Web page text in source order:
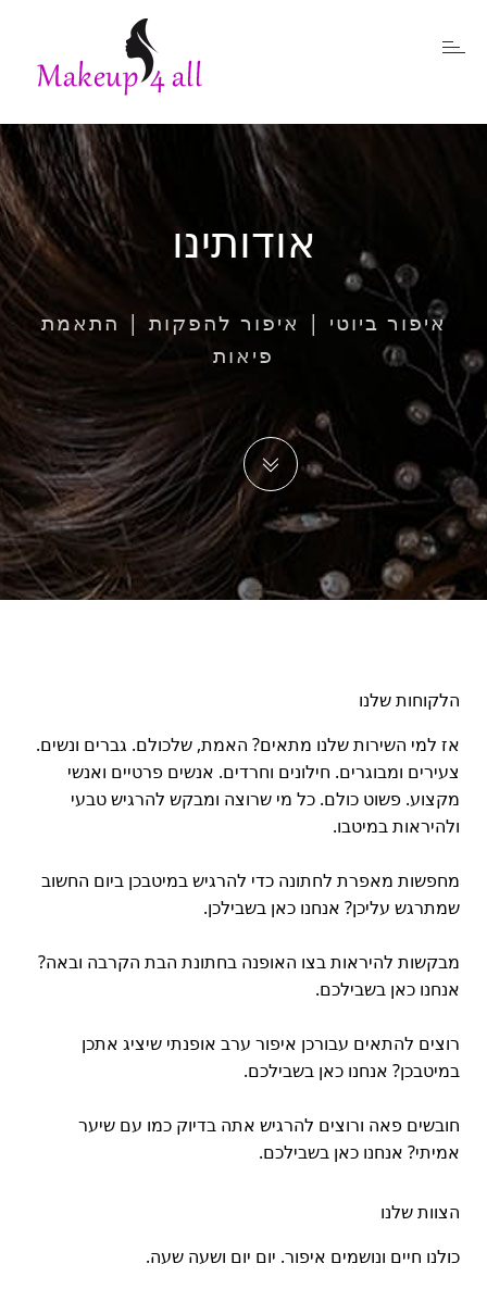
אודותינו
איפור ביוטי | איפור להפקות | התאמת
פיאות
הלקוחות שלנו
אז למי השירות שלנו מתאים? האמת, שלכולם. גברים ונשים.
צעירים ומבוגרים. חילונים וחרדים. אנשים פרטיים ואנשי
מקצוע. פשוט כולם. כל מי שרוצה ומבקש להרגיש טבעי
ולהיראות במיטבו.
מחפשות מאפרת לחתונה כדי להרגיש במיטבכן ביום החשוב
שמתרגש עליכן? אנחנו כאן בשבילכן.
מבקשות להיראות בצו האופנה בחתונת הבת הקרבה ובאה?
אנחנו כאן בשבילכם.
רוצים להתאים עבורכן איפור ערב אופנתי שיציג אתכן
במיטבכן? אנחנו כאן בשבילכם.
חובשים פאה ורוצים להרגיש אתה בדיוק כמו עם שיער
אמיתי? אנחנו כאן בשבילכם.
הצוות שלנו
כולנו חיים ונושמים איפור. יום יום ושעה שעה.